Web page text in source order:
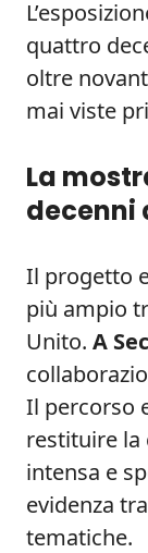
quattro
oltre
mai viste
La
decenni
Il progetto
più ampio
Unito. A
Il percorso
restituire la
intensa e
evidenza
tematiche.